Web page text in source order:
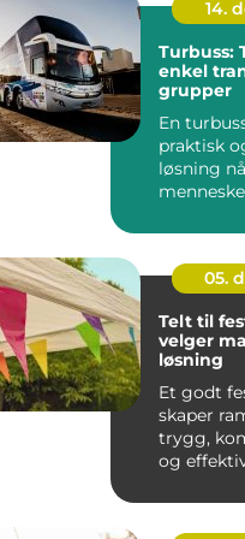
14.
Turbuss:
enkel
grupper
En
praktisk
løsning
05.
Telt til
velger
løsning
Et godt
skaper
trygg,
og